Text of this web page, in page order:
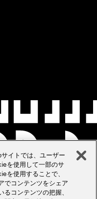
イトでは、ユーザー
を使用して一部のサ
を使用することで、
でコンテンツをシェア
コンテンツの把握、